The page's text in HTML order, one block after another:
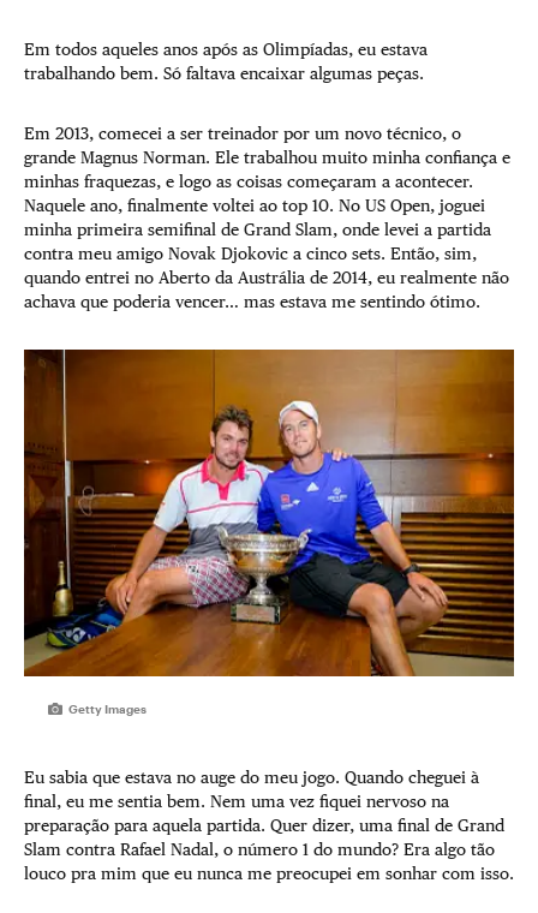
Em todos aqueles anos após as Olimpíadas, eu estava
trabalhando bem. Só faltava encaixar algumas peças.
Em 2013, comecei a ser treinador por um novo técnico, o
grande Magnus Norman. Ele trabalhou muito minha confiança e
minhas fraquezas, e logo as coisas começaram a acontecer.
Naquele ano, finalmente voltei ao top 10. No US Open, joguei
minha primeira semifinal de Grand Slam, onde levei a partida
contra meu amigo Novak Djokovic a cinco sets. Então, sim,
quando entrei no Aberto da Austrália de 2014, eu realmente não
achava que poderia vencer… mas estava me sentindo ótimo.
Getty Images
Eu sabia que estava no auge do meu jogo. Quando cheguei à
final, eu me sentia bem. Nem uma vez fiquei nervoso na
preparação para aquela partida. Quer dizer, uma final de Grand
Slam contra Rafael Nadal, o número 1 do mundo? Era algo tão
louco pra mim que eu nunca me preocupei em sonhar com isso.